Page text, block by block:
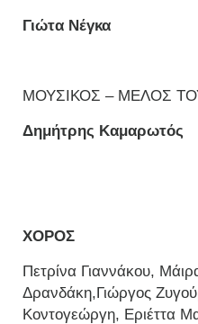
Γιώτα Νέγκα
ΜΟΥΣΙΚΟΣ – ΜΕΛΟΣ
Δημήτρης Καμαρωτός
ΧΟΡΟΣ
Πετρίνα Γιαννάκου,
Δρανδάκη,Γιώργος
Κοντογεώργη, Εριέττα